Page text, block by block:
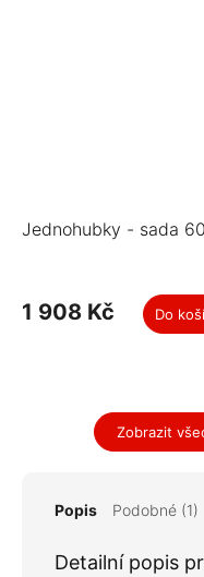
Jednohubky - sada
1 908 Kč Do
Zobrazit
Popis Podobné (1)
Detailní popis